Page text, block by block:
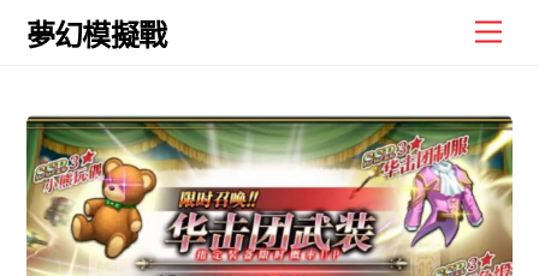
Skip
夢幻模擬戰